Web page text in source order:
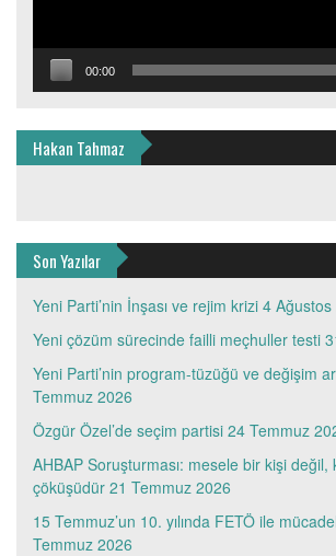
00:00
Hakan Tahmaz
Son Yazılar
Yeni Parti’nin İnşası ve rejim krizi 4 Ağustos
Yeni çözüm sürecinde failli meçhuller testi
Yeni Parti’nin program-tüzüğü ve değişim
Temmuz 2026
Özgür Özel’de seçim partisi 24 Temmuz
AHBAP Soruşturması: mesele bir kişi değil,
çöküşüdür 21 Temmuz 2026
15 Temmuz’un 10. yılında FETÖ ile
Temmuz 2026